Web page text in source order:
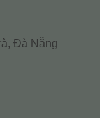
Đà Nẵng